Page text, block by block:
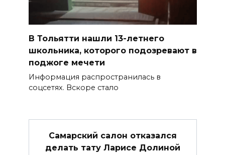
В Тольятти нашли 13-летнего
школьника, которого подозревают в
поджоге мечети
Информация распространилась в
соцсетях. Вскоре стало
Самарский салон отказался
делать тату Ларисе Долиной